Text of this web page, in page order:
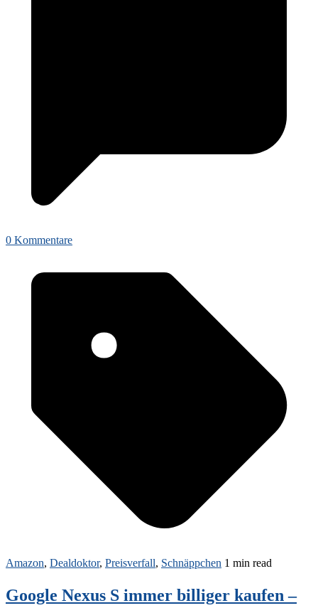
0 Kommentare
Amazon, Dealdoktor, Preisverfall, Schnäppchen 1 min read
Google Nexus S immer billiger kaufen –